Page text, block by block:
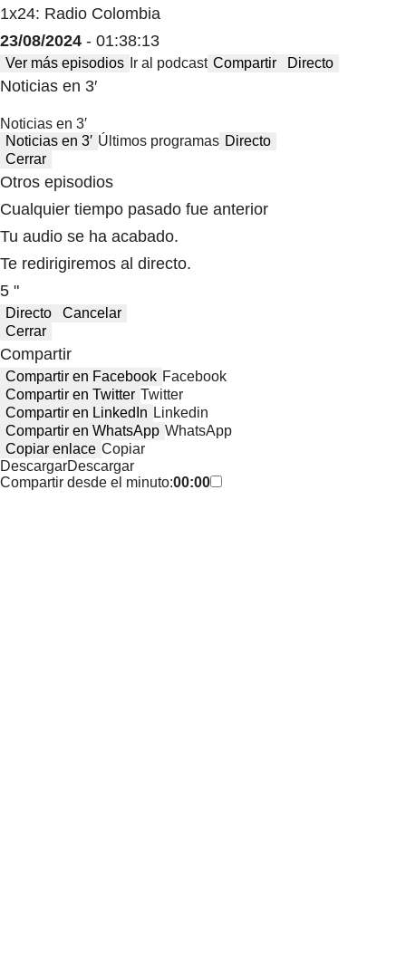
1x24: Radio Colombia
23/08/2024 - 01:38:13
Ver más episodios Ir al podcast Compartir Directo
Noticias en 3′
Noticias en 3′
Noticias en 3′ Últimos programas Directo
Cerrar
Otros episodios
Cualquier tiempo pasado fue anterior
Tu audio se ha acabado.
Te redirigiremos al directo.
5 "
Directo
Cancelar
Cerrar
Compartir
Compartir en Facebook Facebook
Compartir en Twitter Twitter
Compartir en LinkedIn Linkedin
Compartir en WhatsApp WhatsApp
Copiar enlace Copiar
DescargarDescargar
Compartir desde el minuto:00:00